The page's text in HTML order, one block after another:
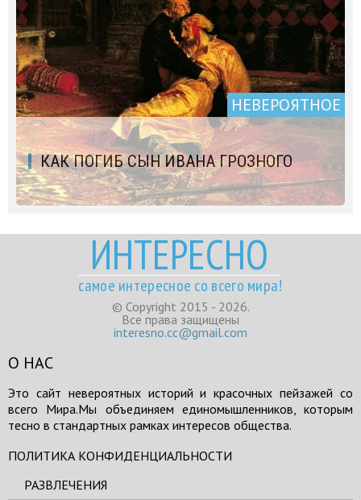
НЕВЕРОЯТНОЕ
КАК ПОГИБ СЫН ИВАНА ГРОЗНОГО
ИНТЕРЕСНО
самое интересное со всего мира!
© Copyright 2015 - 2026.
Все права защищены
interesno.cc@gmail.com
О НАС
Это сайт невероятных историй и красочных пейзажей со
всего Мира.Мы объединяем единомышленников, которым
тесно в стандартных рамках интересов общества.
ПОЛИТИКА КОНФИДЕНЦИАЛЬНОСТИ
РАЗВЛЕЧЕНИЯ